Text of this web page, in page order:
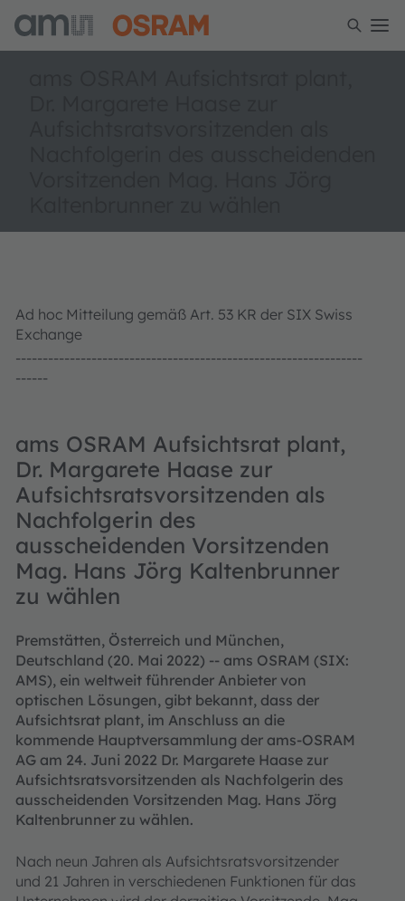
Ad hoc Mitteilung gemäß Art. 53 KR der SIX Swiss
Exchange
----------------------------------------------------------------
------
ams OSRAM Aufsichtsrat plant,
Dr. Margarete Haase zur
Aufsichtsratsvorsitzenden als
Nachfolgerin des
ausscheidenden Vorsitzenden
Mag. Hans Jörg Kaltenbrunner
zu wählen
Premstätten, Österreich und München,
Deutschland (20. Mai 2022) -- ams OSRAM (SIX:
AMS), ein weltweit führender Anbieter von
optischen Lösungen, gibt bekannt, dass der
Aufsichtsrat plant, im Anschluss an die
kommende Hauptversammlung der ams-OSRAM
AG am 24. Juni 2022 Dr. Margarete Haase zur
Aufsichtsratsvorsitzenden als Nachfolgerin des
ausscheidenden Vorsitzenden Mag. Hans Jörg
Kaltenbrunner zu wählen.
Nach neun Jahren als Aufsichtsratsvorsitzender
und 21 Jahren in verschiedenen Funktionen für das